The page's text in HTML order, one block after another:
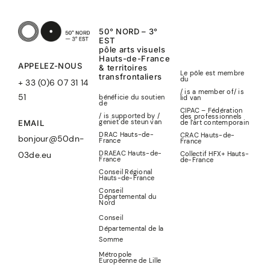
APPELEZ-NOUS
+ 33 (0)6 07 31 14
51
EMAIL
bonjour@50dn-
03de.eu
50° NORD – 3°
EST
pôle arts visuels
Hauts-de-France
& territoires
transfrontaliers
bénéficie du soutien
de
/ is supported by /
geniet de steun van
DRAC Hauts-de-
France
DRAEAC Hauts-de-
France
Conseil Régional
Hauts-de-France
Conseil
Départemental du
Nord
Conseil
Départemental de la
Somme
Métropole
Européenne de Lille
Le pôle est membre
du
/ is a member of/is
lid van
CIPAC – Fédération
des professionnels
de l’art contemporain
CRAC Hauts-de-
France
Collectif HFX+ Hauts-
de-France